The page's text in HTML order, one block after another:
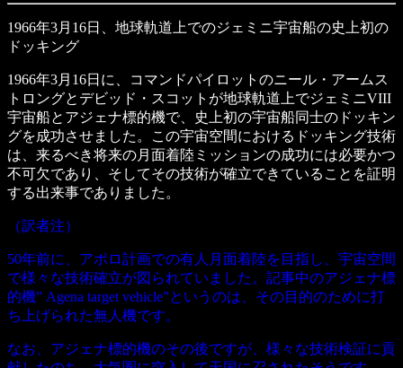
1966年3月16日、地球軌道上でのジェミニ宇宙船の史上初の
ドッキング
1966年3月16日に、コマンドパイロットのニール・アームス
トロングとデビッド・スコットが地球軌道上でジェミニVIII
宇宙船とアジェナ標的機で、史上初の宇宙船同士のドッキン
グを成功させました。この宇宙空間におけるドッキング技術
は、来るべき将来の月面着陸ミッションの成功には必要かつ
不可欠であり、そしてその技術が確立できていることを証明
する出来事でありました。
（訳者注）
50年前に、アポロ計画での有人月面着陸を目指し、宇宙空間
で様々な技術確立が図られていました。記事中のアジェナ標
的機” Agena target vehicle”というのは、その目的のために打
ち上げられた無人機です。
なお、アジェナ標的機のその後ですが、様々な技術検証に貢